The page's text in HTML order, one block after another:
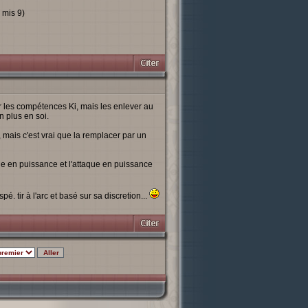
9)
compétences Ki, mais les enlever au
plus en soi.
c'est vrai que la remplacer par un
en puissance et l'attaque en puissance
tir à l'arc et basé sur sa discretion...